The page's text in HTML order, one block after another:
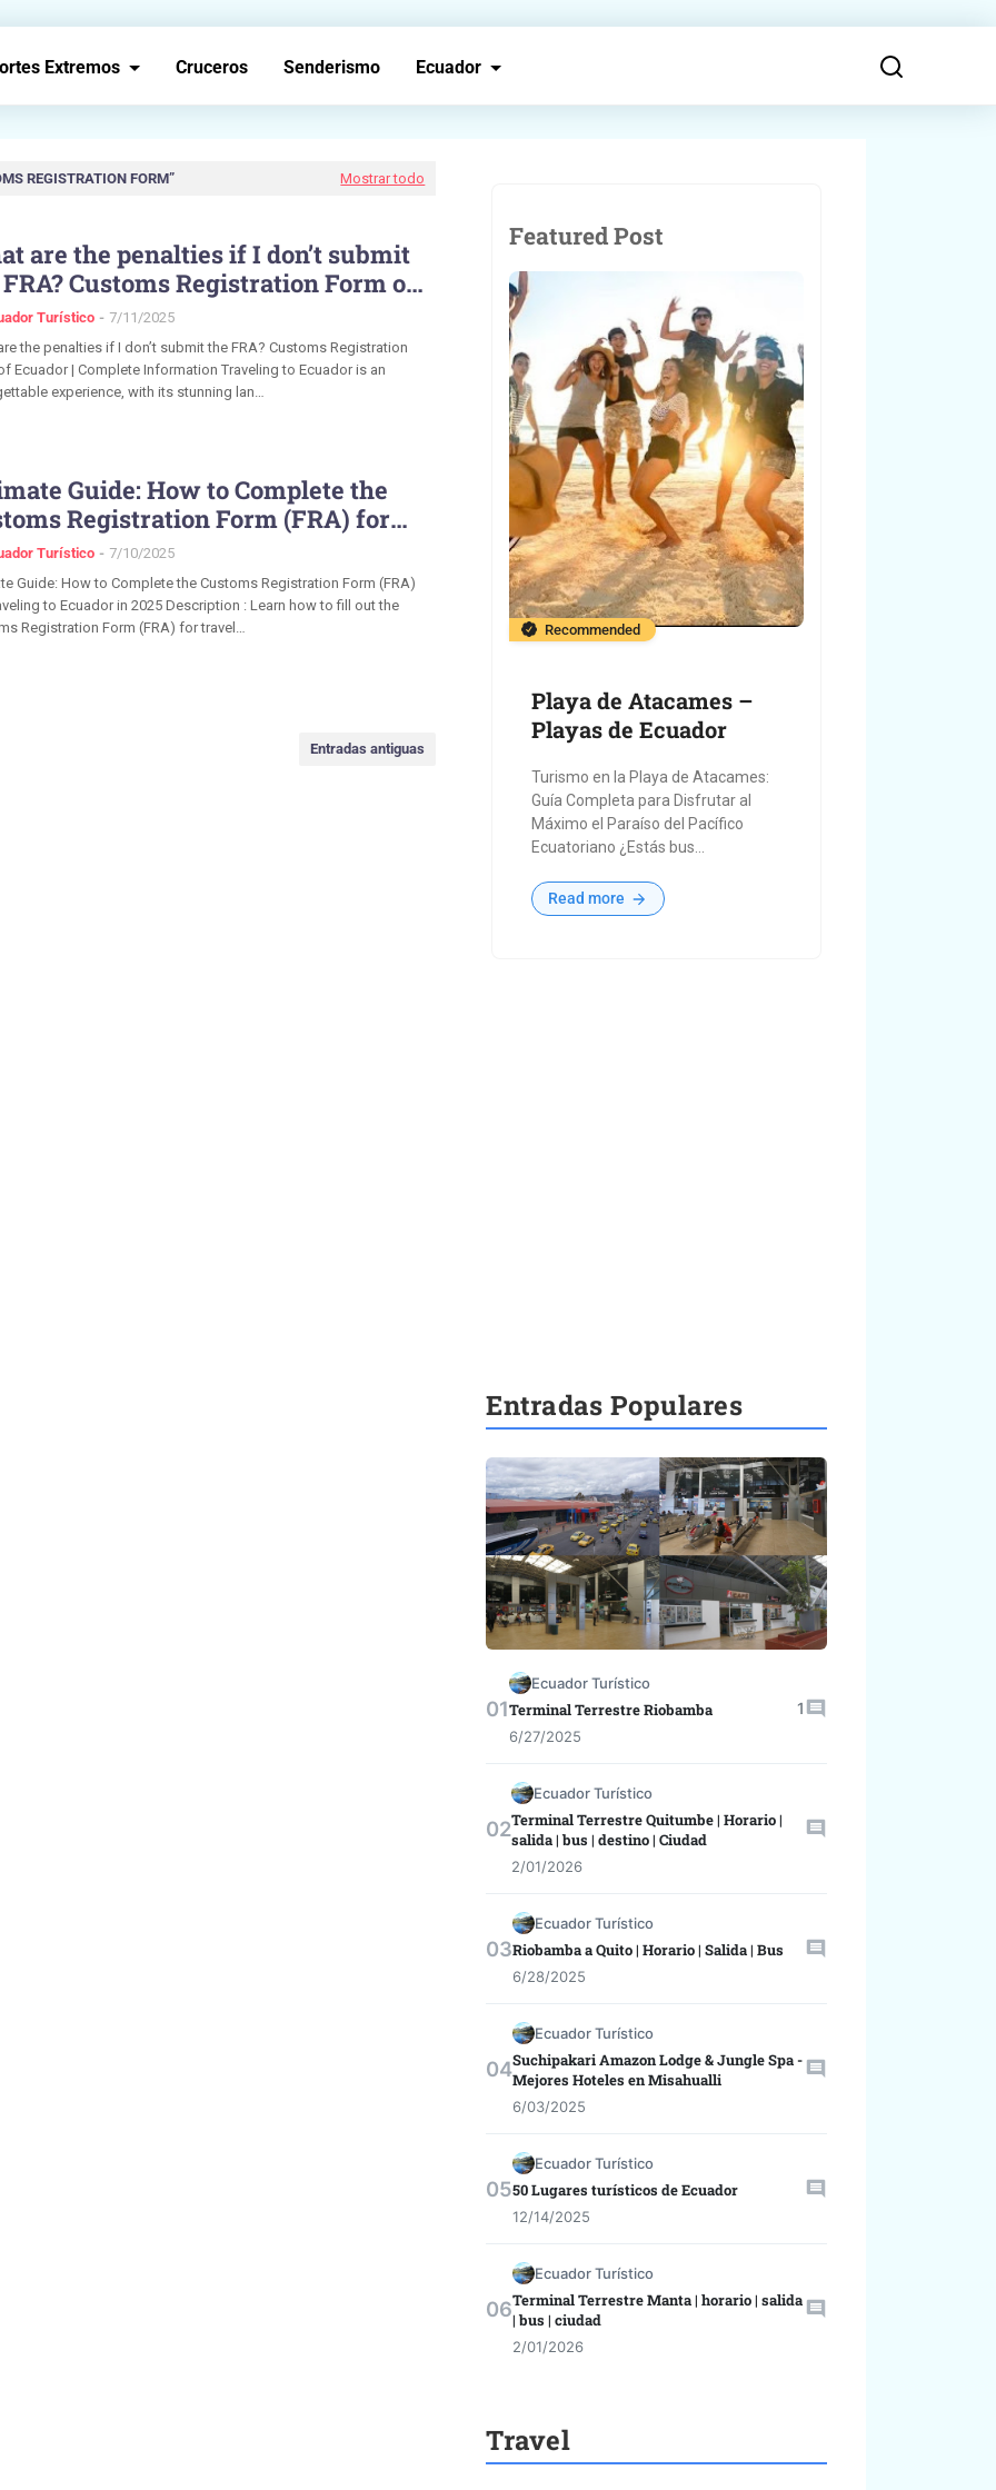
Extremos Cruceros Senderismo Ecuador
REGISTRATION FORM Mostrar todo
are the penalties if I don’t submit
Customs Registration Form of
| Complete Information
Turístico
7/11/2025
the penalties if I don’t submit the FRA? Customs Registration
Ecuador | Complete Information Traveling to Ecuador is an
experience, with its stunning lan…
Guide: How to Complete the
Registration Form (FRA) for
to Ecuador in 2025
Turístico
7/10/2025
Guide: How to Complete the Customs Registration Form (FRA)
to Ecuador in 2025 Description : Learn how to fill out the
Registration Form (FRA) for travel…
Entradas antiguas
Featured Post
Recommended
Playa de Atacames –
Playas de Ecuador
Turismo en la Playa de Atacames:
Guía Completa para Disfrutar al
Máximo el Paraíso del Pacífico
Ecuatoriano ¿Estás bus...
Read more
Entradas Populares
Ecuador Turístico
Terminal Terrestre Riobamba
6/27/2025
1
Ecuador Turístico
Terminal Terrestre Quitumbe | Horario |
salida | bus | destino | Ciudad
2/01/2026
Ecuador Turístico
Riobamba a Quito | Horario | Salida | Bus
6/28/2025
Ecuador Turístico
Suchipakari Amazon Lodge & Jungle Spa -
Mejores Hoteles en Misahualli
6/03/2025
Ecuador Turístico
50 Lugares turísticos de Ecuador
12/14/2025
Ecuador Turístico
Terminal Terrestre Manta | horario | salida
| bus | ciudad
2/01/2026
Travel